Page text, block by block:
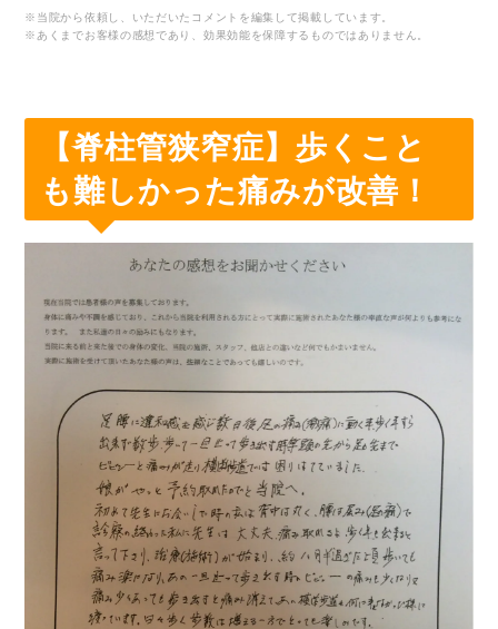
※当院から依頼し、いただいたコメントを編集して掲載しています。
※あくまでお客様の感想であり、効果効能を保障するものではありません。
【脊柱管狭窄症】歩くこと
も難しかった痛みが改善！